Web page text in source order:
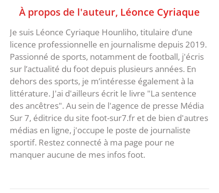
À propos de l'auteur, Léonce Cyriaque
Je suis Léonce Cyriaque Hounliho, titulaire d’une
licence professionnelle en journalisme depuis 2019.
Passionné de sports, notamment de football, j'écris
sur l’actualité du foot depuis plusieurs années. En
dehors des sports, je m’intéresse également à la
littérature. J'ai d'ailleurs écrit le livre "La sentence
des ancêtres". Au sein de l'agence de presse Média
Sur 7, éditrice du site foot-sur7.fr et de bien d'autres
médias en ligne, j'occupe le poste de journaliste
sportif. Restez connecté à ma page pour ne
manquer aucune de mes infos foot.